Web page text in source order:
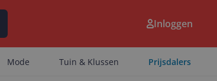
Inloggen
Mode Tuin & Klussen Prijsdalers